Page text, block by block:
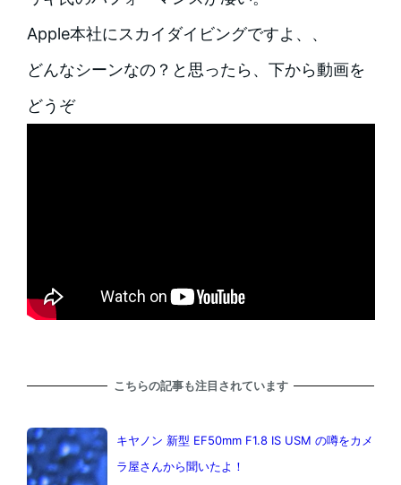
Apple本社にスカイダイビングですよ、、
どんなシーンなの？と思ったら、下から動画を
どうぞ
こちらの記事も注目されています
キヤノン 新型 EF50mm F1.8 IS USM の噂をカメ
ラ屋さんから聞いたよ！